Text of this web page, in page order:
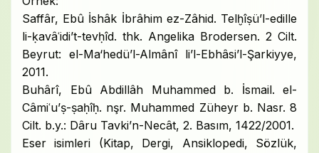
Saffâr, Ebû İshâk İbrâhim ez-Zâhid. Telḫîṣü’l-edille
li-ḳavâʿidi’t-tevḥîd. thk. Angelika Brodersen. 2 Cilt.
Beyrut: el-Ma‘hedü’l-Almânî li’l-Ebhâsi’l-Şarkiyye,
2011.
Buhârî, Ebû Abdillâh Muhammed b. İsmail. el-
Câmiʿu’ṣ-ṣaḥîḥ. nşr. Muhammed Züheyr b. Nasr. 8
Cilt. b.y.: Dâru Tavki’n-Necât, 2. Basım, 1422/2001.
Eser isimleri (Kitap, Dergi, Ansiklopedi, Sözlük,